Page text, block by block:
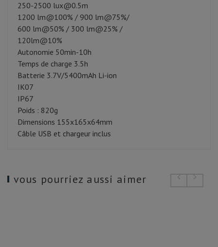
250-2500 lux@0.5m
1200 lm@100% / 900 lm@75%/
600 lm@50% / 300 lm@25% /
120lm@10%
Autonomie 50min-10h
Temps de charge 3.5h
Batterie 3.7V/5400mAh Li-ion
IK07
IP67
Poids : 820g
Dimensions 155x165x64mm
Câble USB et chargeur inclus
vous pourriez aussi aimer